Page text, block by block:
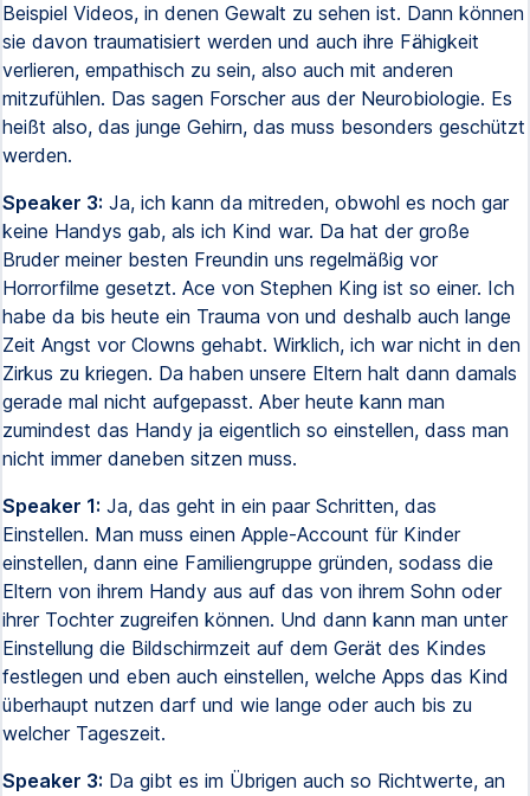
Beispiel Videos, in denen Gewalt zu sehen ist. Dann können
sie davon traumatisiert werden und auch ihre Fähigkeit
verlieren, empathisch zu sein, also auch mit anderen
mitzufühlen. Das sagen Forscher aus der Neurobiologie. Es
heißt also, das junge Gehirn, das muss besonders geschützt
werden.
Speaker 3: Ja, ich kann da mitreden, obwohl es noch gar
keine Handys gab, als ich Kind war. Da hat der große
Bruder meiner besten Freundin uns regelmäßig vor
Horrorfilme gesetzt. Ace von Stephen King ist so einer. Ich
habe da bis heute ein Trauma von und deshalb auch lange
Zeit Angst vor Clowns gehabt. Wirklich, ich war nicht in den
Zirkus zu kriegen. Da haben unsere Eltern halt dann damals
gerade mal nicht aufgepasst. Aber heute kann man
zumindest das Handy ja eigentlich so einstellen, dass man
nicht immer daneben sitzen muss.
Speaker 1: Ja, das geht in ein paar Schritten, das
Einstellen. Man muss einen Apple-Account für Kinder
einstellen, dann eine Familiengruppe gründen, sodass die
Eltern von ihrem Handy aus auf das von ihrem Sohn oder
ihrer Tochter zugreifen können. Und dann kann man unter
Einstellung die Bildschirmzeit auf dem Gerät des Kindes
festlegen und eben auch einstellen, welche Apps das Kind
überhaupt nutzen darf und wie lange oder auch bis zu
welcher Tageszeit.
Speaker 3: Da gibt es im Übrigen auch so Richtwerte, an